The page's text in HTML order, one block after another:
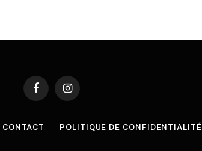
FacebookInstagram
CONTACT POLITIQUE DE CONFIDENTIALITÉ